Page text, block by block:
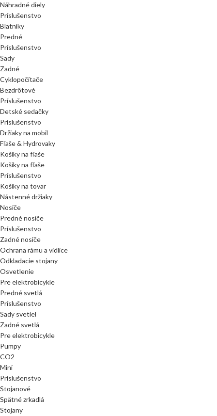
Náhradné diely
Príslušenstvo
Blatníky
Predné
Príslušenstvo
Sady
Zadné
Cyklopočítače
Bezdrôtové
Príslušenstvo
Detské sedačky
Príslušenstvo
Držiaky na mobil
Fľaše & Hydrovaky
Košíky na fľaše
Košíky na fľaše
Príslušenstvo
Košíky na tovar
Nástenné držiaky
Nosiče
Predné nosiče
Príslušenstvo
Zadné nosiče
Ochrana rámu a vidlice
Odkladacie stojany
Osvetlenie
Pre elektrobicykle
Predné svetlá
Príslušenstvo
Sady svetiel
Zadné svetlá
Pre elektrobicykle
Pumpy
CO2
Mini
Príslušenstvo
Stojanové
Spätné zrkadlá
Stojany